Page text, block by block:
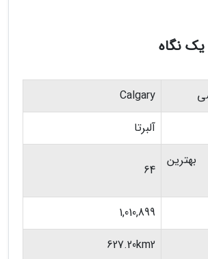
نگاه
Calgary
آلبرتا
64
1,010,899
627.20km2